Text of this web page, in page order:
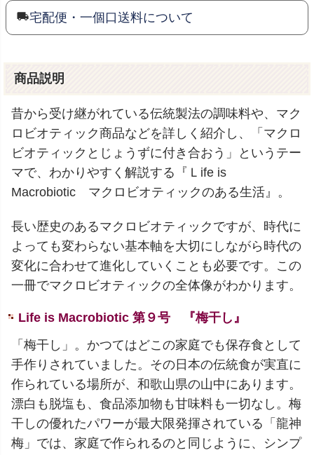
宅配便・一個口送料について
商品説明
昔から受け継がれている伝統製法の調味料や、マク
ロビオティック商品などを詳しく紹介し、「マクロ
ビオティックとじょうずに付き合おう」というテー
マで、わかりやすく解説する『Ｌife is
Macrobiotic マクロビオティックのある生活』。
長い歴史のあるマクロビオティックですが、時代に
よっても変わらない基本軸を大切にしながら時代の
変化に合わせて進化していくことも必要です。この
一冊でマクロビオティックの全体像がわかります。
Life is Macrobiotic 第９号 『梅干し』
「梅干し」。かつてはどこの家庭でも保存食として
手作りされていました。その日本の伝統食が実直に
作られている場所が、和歌山県の山中にあります。
漂白も脱塩も、食品添加物も甘味料も一切なし。梅
干しの優れたパワーが最大限発揮されている「龍神
梅」では、家庭で作られるのと同じように、シンプ